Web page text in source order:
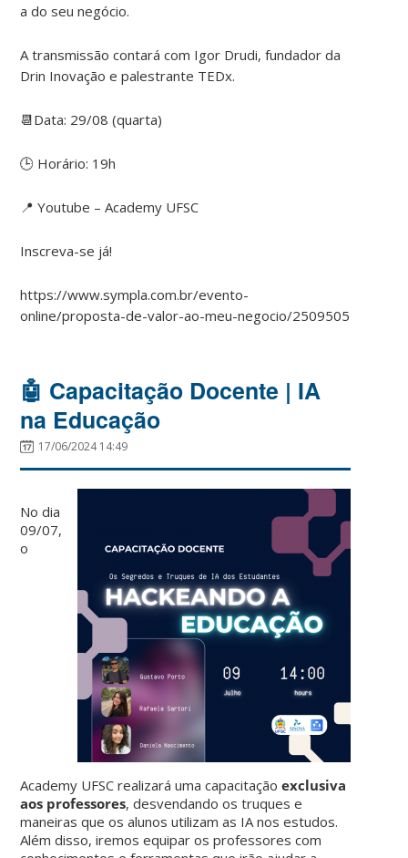
a do seu negócio.
A transmissão contará com Igor Drudi, fundador da
Drin Inovação e palestrante TEDx.
📆Data: 29/08 (quarta)
🕒 Horário: 19h
📍 Youtube – Academy UFSC
Inscreva-se já!
https://www.sympla.com.br/evento-
online/proposta-de-valor-ao-meu-negocio/2509505
🤖 Capacitação Docente | IA
na Educação
17/06/2024 14:49
No dia
09/07,
o
Academy UFSC realizará uma capacitaçãoexclusiva
aos professores, desvendando os truques e
maneiras que os alunos utilizam as IA nos estudos.
Além disso, iremos equipar os professores com